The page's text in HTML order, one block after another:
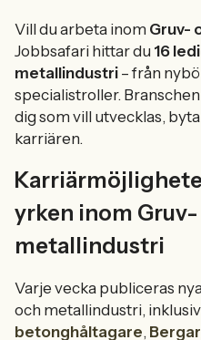
Vill du arbeta inom Gruv-
Jobbsafari hittar du 16
metallindustri – från
specialistroller.
dig som vill utvecklas,
karriären.
yrken inom
metallindustri
Varje vecka publiceras
och metallindustri,
betonghåltagare,